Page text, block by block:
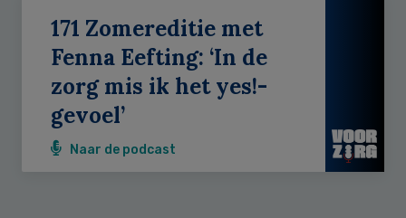
171 Zomereditie met
Fenna Eefting: ‘In de
zorg mis ik het yes!-
gevoel’
Naar de podcast